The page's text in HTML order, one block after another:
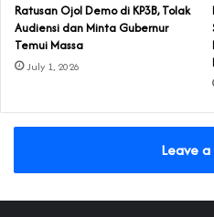
‎Ratusan Ojol Demo di KP3B, Tolak
Audiensi dan Minta Gubernur
Temui Massa
July 1, 2026
Leave